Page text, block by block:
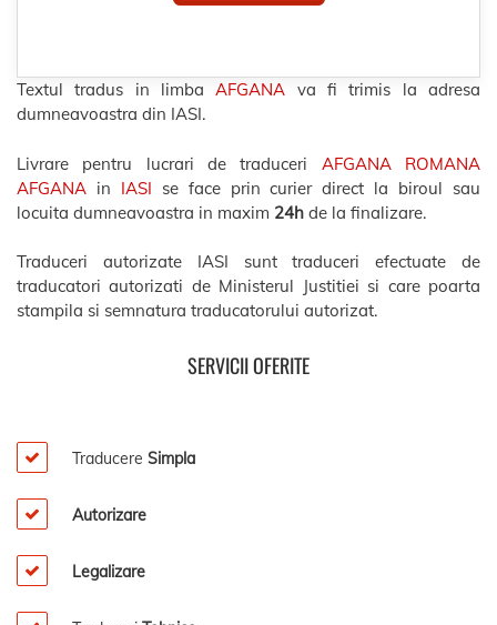
Textul tradus in limbaAFGANA va fi trimis la adresa
dumneavoastra din IASI.
Livrare pentru lucrari de traduceri AFGANA ROMANA
AFGANA in IASI se face prin curier direct la biroul sau
locuita dumneavoastra in maxim 24h de la finalizare.
Traduceri autorizate IASI sunt traduceri efectuate de
traducatori autorizati de Ministerul Justitiei si care poarta
stampila si semnatura traducatorului autorizat.
SERVICII OFERITE
Traducere Simpla
Autorizare
Legalizare